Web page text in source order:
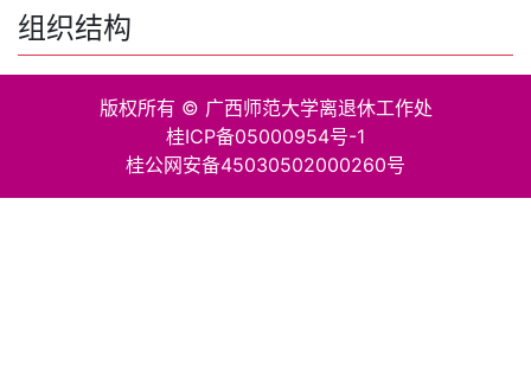
组织结构
版权所有 © 广西师范大学离退休工作处
桂ICP备05000954号-1
桂公网安备45030502000260号